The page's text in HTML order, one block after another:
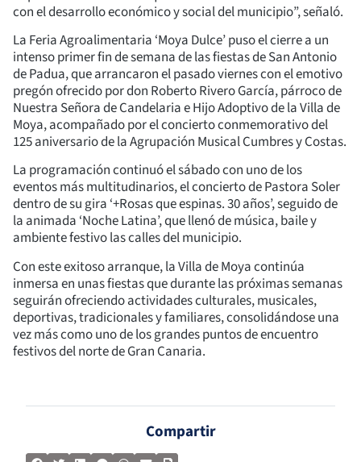
con el desarrollo económico y social del municipio”, señaló.
La Feria Agroalimentaria ‘Moya Dulce’ puso el cierre a un
intenso primer fin de semana de las fiestas de San Antonio
de Padua, que arrancaron el pasado viernes con el emotivo
pregón ofrecido por don Roberto Rivero García, párroco de
Nuestra Señora de Candelaria e Hijo Adoptivo de la Villa de
Moya, acompañado por el concierto conmemorativo del
125 aniversario de la Agrupación Musical Cumbres y Costas.
La programación continuó el sábado con uno de los
eventos más multitudinarios, el concierto de Pastora Soler
dentro de su gira ‘+Rosas que espinas. 30 años’, seguido de
la animada ‘Noche Latina’, que llenó de música, baile y
ambiente festivo las calles del municipio.
Con este exitoso arranque, la Villa de Moya continúa
inmersa en unas fiestas que durante las próximas semanas
seguirán ofreciendo actividades culturales, musicales,
deportivas, tradicionales y familiares, consolidándose una
vez más como uno de los grandes puntos de encuentro
festivos del norte de Gran Canaria.
Compartir